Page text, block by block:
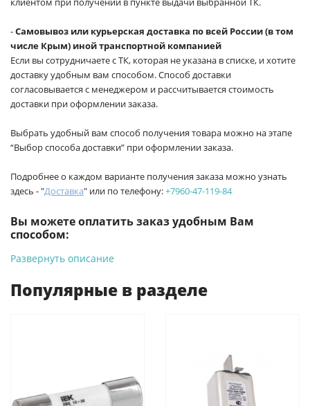
-Самовывоз или курьерская доставка по всей России (в том
числе Крым) иной транспортной компанией
Если вы сотрудничаете с ТК, которая не указана в списке, и хотите
доставку удобным вам способом. Способ доставки
согласовывается с менеджером и рассчитывается стоимость
доставки при оформлении заказа.
Выбрать удобный вам способ получения товара можно на этапе
“Выбор способа доставки” при оформлении заказа.
Подробнее о каждом варианте получения заказа можно узнать
здесь - "Доставка" или по телефону:+7960-47-119-84
Вы можете оплатить заказ удобным Вам
способом:
-Банковской картой на сайте ProffЭлектро. Данный вид
Для юридических лиц: переводом на расчетный счет при
онлайн оплате заказа на сайте.
Подробнее о способах оплаты можно узнать здесь - "Оплата"
Развернуть описание
Популярные в разделе